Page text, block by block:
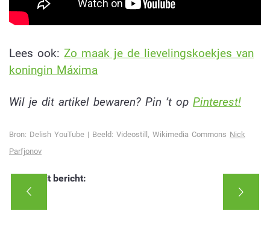
Lees ook: Zo maak je de lievelingskoekjes van
koningin Máxima
Wil je dit artikel bewaren? Pin ’t op Pinterest!
Bron: Delish YouTube | Beeld: Videostill, Wikimedia Commons Nick
Parfjonov
Deel dit bericht: